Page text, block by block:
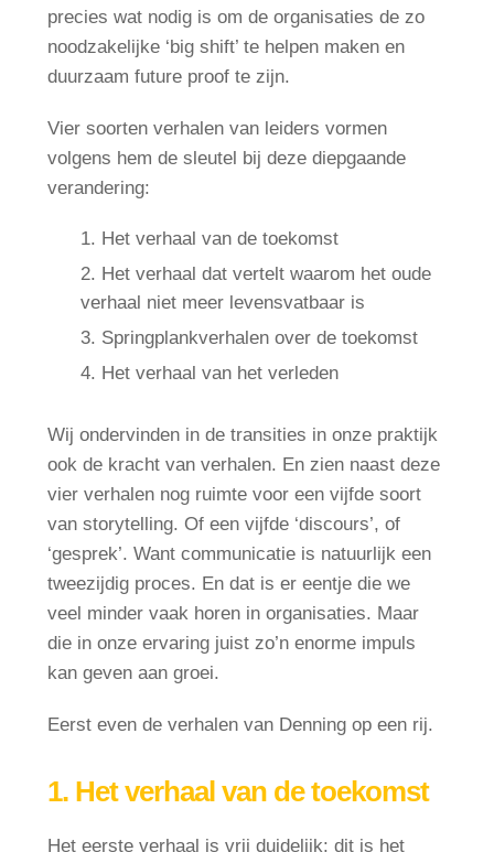
precies wat nodig is om de organisaties de zo
noodzakelijke ‘big shift’ te helpen maken en
duurzaam future proof te zijn.
Vier soorten verhalen van leiders vormen
volgens hem de sleutel bij deze diepgaande
verandering:
Het verhaal van de toekomst
Het verhaal dat vertelt waarom het oude
verhaal niet meer levensvatbaar is
Springplankverhalen over de toekomst
Het verhaal van het verleden
Wij ondervinden in de transities in onze praktijk
ook de kracht van verhalen. En zien naast deze
vier verhalen nog ruimte voor een vijfde soort
van storytelling. Of een vijfde ‘discours’, of
‘gesprek’. Want communicatie is natuurlijk een
tweezijdig proces. En dat is er eentje die we
veel minder vaak horen in organisaties. Maar
die in onze ervaring juist zo’n enorme impuls
kan geven aan groei.
Eerst even de verhalen van Denning op een rij.
1. Het verhaal van de toekomst
Het eerste verhaal is vrij duidelijk: dit is het